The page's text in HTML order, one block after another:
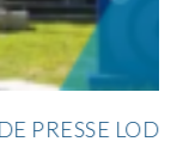
& RAFIP –